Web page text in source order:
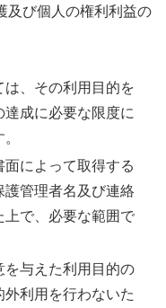
及び個人の権利利益の
、その利用目的を
成に必要な限度に
によって取得する
護管理者名及び連絡
上で、必要な範囲で
を与えた利用目的の
利用を行わないた